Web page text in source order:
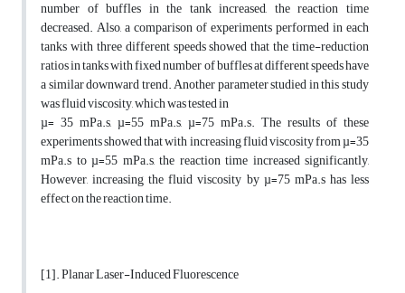
number of buffles in the tank increased, the reaction time
decreased. Also, a comparison of experiments performed in each
tanks with three different speeds showed that the time-reduction
ratios in tanks with fixed number of buffles at different speeds have
a similar downward trend. Another parameter studied in this study
was fluid viscosity, which was tested in
µ= 35 mPa.s, µ=55 mPa.s, µ=75 mPa.s. The results of these
experiments showed that with increasing fluid viscosity from µ=35
mPa.s to µ=55 mPa.s, the reaction time increased significantly,
However, increasing the fluid viscosity by µ=75 mPa.s has less
effect on the reaction time.
[1]. Planar Laser-Induced Fluorescence